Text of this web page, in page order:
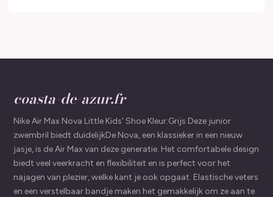
coasta-de-azur.fr
Nike Air Max Nova Little Kids' Shoe Kleur:Grijs Deze junior
zwembril biedt duidelijkDe Nova, een klassieker in een nieuw
jasje, is de Air Max van deze generatie. Het comfortabele design
biedt veel veerkracht en flexibiliteit en is perfect voor het
najagen van plezier, welke kant je ook opgaat. Elastische veters
en een verstelbaar bandje maken het gemakkelijk om ze aan te